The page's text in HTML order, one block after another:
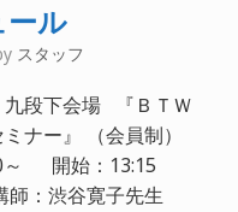
ル
スタッフ
九段下会場 『ＢＴＷ
ナー』 （会員制）
～ 開始：13:15
：渋谷寛子先生